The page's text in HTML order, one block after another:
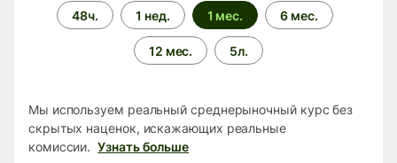
Период
времени
48ч. 1 нед. 1 мес. 6 мес.
12 мес. 5л.
Мы используем реальный среднерыночный курс без
скрытых наценок, искажающих реальные
комиссии. Узнать больше